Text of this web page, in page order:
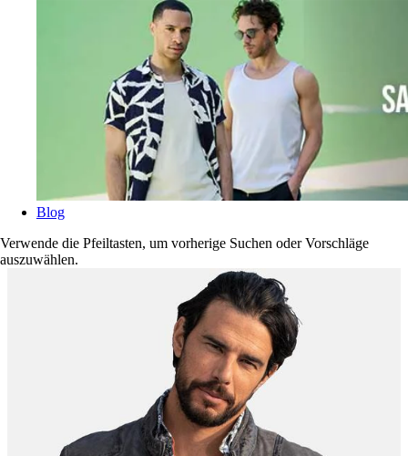
Blog
Verwende die Pfeiltasten, um vorherige Suchen oder Vorschläge
auszuwählen.